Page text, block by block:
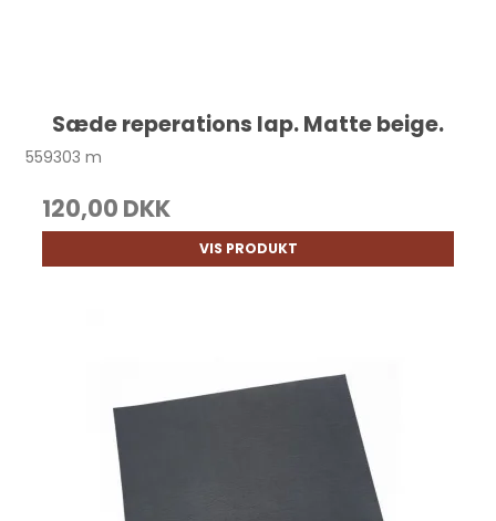
Sæde reperations lap. Matte beige.
559303 m
120,00 DKK
VIS PRODUKT